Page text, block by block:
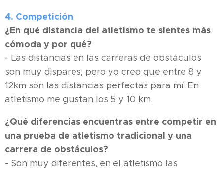
4. Competición
¿En qué distancia del atletismo te sientes más
cómoda y por qué?
- Las distancias en las carreras de obstáculos
son muy dispares, pero yo creo que entre 8 y
12km son las distancias perfectas para mí. En
atletismo me gustan los 5 y 10 km.
¿Qué diferencias encuentras entre competir en
una prueba de atletismo tradicional y una
carrera de obstáculos?
- Son muy diferentes, en el atletismo las